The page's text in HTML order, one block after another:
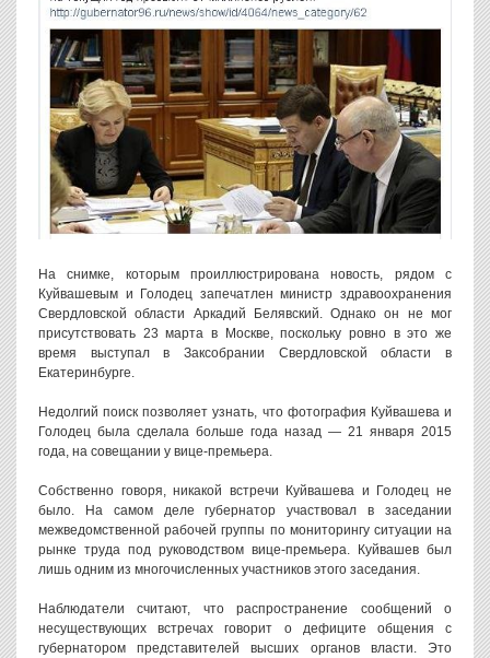
На снимке, которым проиллюстрирована новость, рядом с
Куйвашевым и Голодец запечатлен министр здравоохранения
Свердловской области Аркадий Белявский. Однако он не мог
присутствовать 23 марта в Москве, поскольку ровно в это же
время выступал в Заксобрании Свердловской области в
Екатеринбурге.
Недолгий поиск позволяет узнать, что фотография Куйвашева и
Голодец была сделала больше года назад — 21 января 2015
года, на совещании у вице-премьера.
Собственно говоря, никакой встречи Куйвашева и Голодец не
было. На самом деле губернатор участвовал в заседании
межведомственной рабочей группы по мониторингу ситуации на
рынке труда под руководством вице-премьера. Куйвашев был
лишь одним из многочисленных участников этого заседания.
Наблюдатели считают, что распространение сообщений о
несуществующих встречах говорит о дефиците общения с
губернатором представителей высших органов власти. Это